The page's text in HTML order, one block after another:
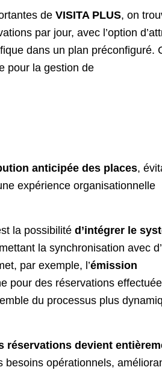
de VISITA PLUS, on
par jour, avec l’option
dans un plan préconfiguré.
pour la gestion de
anticipée des places,
expérience organisationnelle
la possibilité d’intégrer le
la synchronisation avec
par exemple, l’émission
pour des réservations
du processus plus
réservations devient
besoins opérationnels,